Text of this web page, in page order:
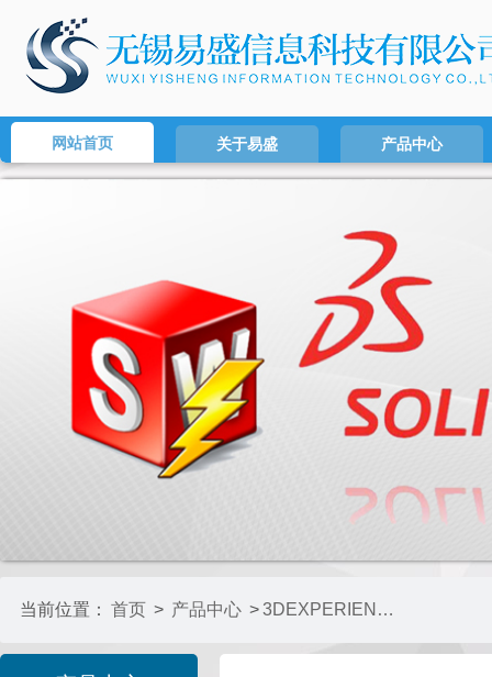
网站首页 关于易盛 产品中心
当前位置： 首页 > 产品中心 > 3DEXPERIENCE GOVERNANCE